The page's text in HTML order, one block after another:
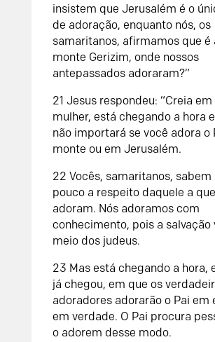
insistem que Jerusalém é o
de adoração, enquanto nós, os
samaritanos, afirmamos que é
monte Gerizim, onde nossos
antepassados adoraram?”
21 Jesus respondeu: “Creia
mulher, está chegando a hora
não importará se você adora o
monte ou em Jerusalém.
22 Vocês, samaritanos,
pouco a respeito daquele a
adoram. Nós adoramos com
conhecimento, pois a salvação
meio dos judeus.
23 Mas está chegando a hora,
já chegou, em que os
adoradores adorarão o Pai em
em verdade. O Pai procura
o adorem desse modo.